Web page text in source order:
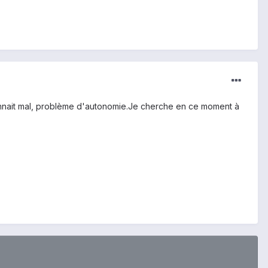
mal, problème d'autonomie.Je cherche en ce moment à